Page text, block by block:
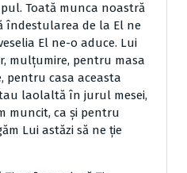
Toată munca noastră
îndestularea de la El ne
El ne-o aduce. Lui
mulţumire, pentru masa
pentru casa aceasta
laolaltă în jurul mesei,
muncit, ca şi pentru
Lui astăzi să ne ţie